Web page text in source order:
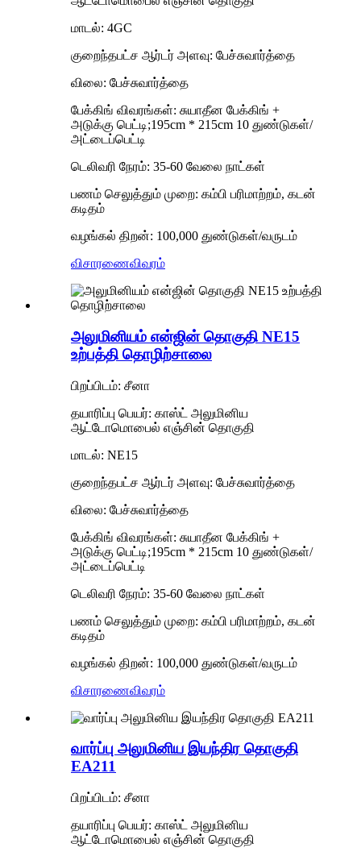
மாடல்: 4GC
குறைந்தபட்ச ஆர்டர் அளவு: பேச்சுவார்த்தை
விலை: பேச்சுவார்த்தை
பேக்கிங் விவரங்கள்: சுயாதீன பேக்கிங் +
அடுக்கு பெட்டி;195cm * 215cm 10 துண்டுகள்/
அட்டைப்பெட்டி
டெலிவரி நேரம்: 35-60 வேலை நாட்கள்
பணம் செலுத்தும் முறை: கம்பி பரிமாற்றம், கடன்
கடிதம்
வழங்கல் திறன்: 100,000 துண்டுகள்/வருடம்
விசாரணைவிவரம்
அலுமினியம் என்ஜின் தொகுதி NE15
உற்பத்தி தொழிற்சாலை
பிறப்பிடம்: சீனா
தயாரிப்பு பெயர்: காஸ்ட் அலுமினிய
ஆட்டோமொபைல் எஞ்சின் தொகுதி
மாடல்: NE15
குறைந்தபட்ச ஆர்டர் அளவு: பேச்சுவார்த்தை
விலை: பேச்சுவார்த்தை
பேக்கிங் விவரங்கள்: சுயாதீன பேக்கிங் +
அடுக்கு பெட்டி;195cm * 215cm 10 துண்டுகள்/
அட்டைப்பெட்டி
டெலிவரி நேரம்: 35-60 வேலை நாட்கள்
பணம் செலுத்தும் முறை: கம்பி பரிமாற்றம், கடன்
கடிதம்
வழங்கல் திறன்: 100,000 துண்டுகள்/வருடம்
விசாரணைவிவரம்
வார்ப்பு அலுமினிய இயந்திர தொகுதி
EA211
பிறப்பிடம்: சீனா
தயாரிப்பு பெயர்: காஸ்ட் அலுமினிய
ஆட்டோமொபைல் எஞ்சின் தொகுதி